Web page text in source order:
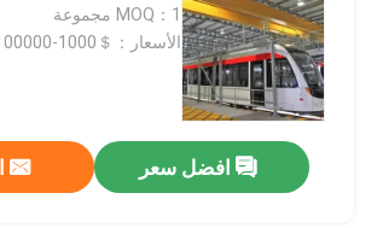
MOQ：1 مجموعة
الأسعار：＄1000-100000
افضل سعر